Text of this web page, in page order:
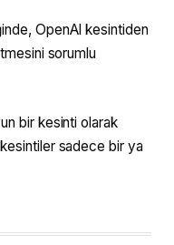
OpenAI kesintiden
sorumlu
bir kesinti olarak
sadece bir ya